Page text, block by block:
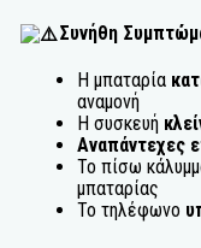
Συνήθη
Η μπαταρία
αναμονή
Η συσκευή
Αναπάντεχες
Το πίσω
μπαταρίας
Το τηλέφωνο